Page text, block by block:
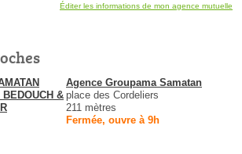
Éditer les informations de mon agence mutuelle
&
Agence Groupama Samatan
place des Cordeliers
211 mètres
Fermée, ouvre à 9h